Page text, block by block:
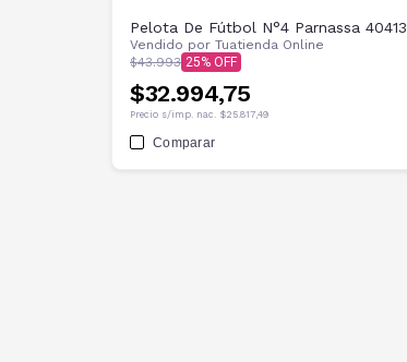
Pelota De Fútbol N°4 Parnassa 40413
Vendido por Tuatienda Online
$43.993 25
$32.994,75
Precio s/imp. nac. $25.817,49
Comparar